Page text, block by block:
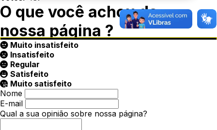
O que você achou da
nossa página ?
Muito insatisfeito
Insatisfeito
Regular
Satisfeito
Muito satisfeito
Nome
E-mail
Qual a sua opinião sobre nossa página?